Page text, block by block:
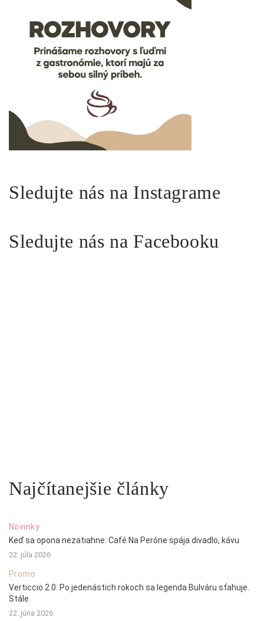
Sledujte nás na Instagrame
Sledujte nás na Facebooku
Najčítanejšie články
Novinky
Keď sa opona nezatiahne: Café Na Peróne spája divadlo, kávu
22. júla 2026
Promo
Verticcio 2.0: Po jedenástich rokoch sa legenda Bulváru sťahuje.
Stále
22. júna 2026